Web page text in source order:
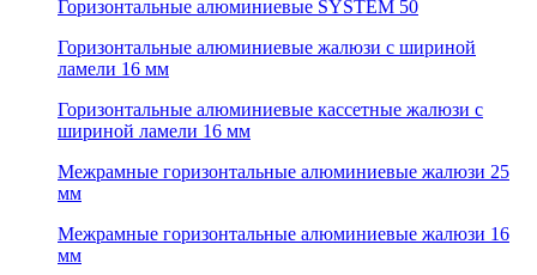
Горизонтальные алюминиевые SYSTEM 50
Горизонтальные алюминиевые жалюзи с шириной
ламели 16 мм
Горизонтальные алюминиевые кассетные жалюзи с
шириной ламели 16 мм
Межрамные горизонтальные алюминиевые жалюзи 25
мм
Межрамные горизонтальные алюминиевые жалюзи 16
мм